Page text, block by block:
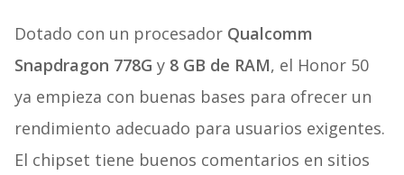
Dotado con un procesador Qualcomm
Snapdragon 778G y 8 GB de RAM, el Honor 50
ya empieza con buenas bases para ofrecer un
rendimiento adecuado para usuarios exigentes.
El chipset tiene buenos comentarios en sitios